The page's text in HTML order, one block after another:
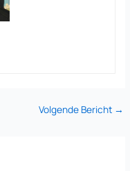
Volgende Bericht →